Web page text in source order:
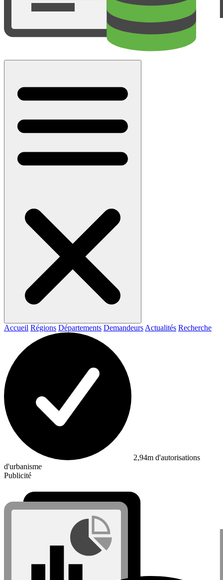
Accueil Régions Départements Demandeurs Actualités Recherche
2,94m d'autorisations
d'urbanisme
Publicité